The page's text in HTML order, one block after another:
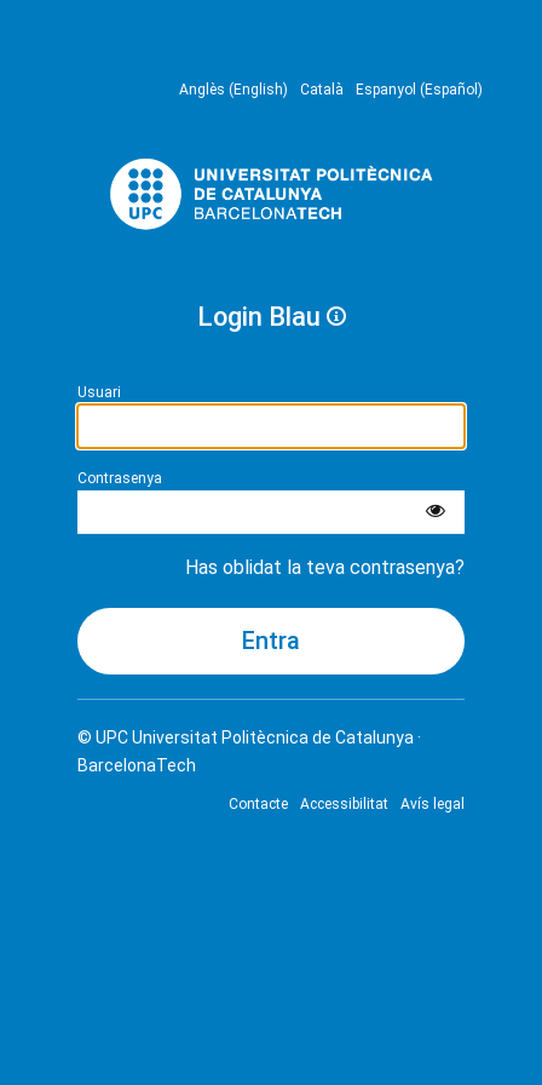
Anglès (English) Català Espanyol (Español)
Login Blau
Usuari
Contrasenya
Has oblidat la teva contrasenya?
© UPCUniversitat Politècnica de Catalunya ·
BarcelonaTech
Contacte Accessibilitat Avís legal